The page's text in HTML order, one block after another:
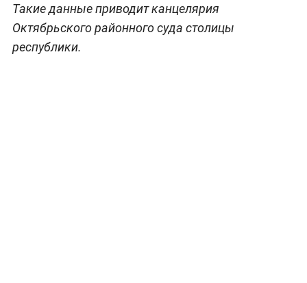
Такие данные приводит канцелярия
Октябрьского районного суда столицы
республики.